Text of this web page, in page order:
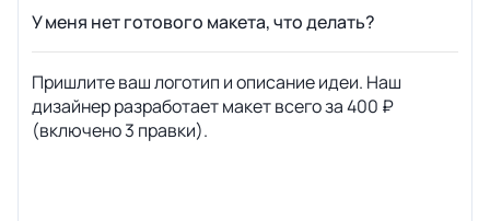
У меня нет готового макета, что делать?
Пришлите ваш логотип и описание идеи. Наш
дизайнер разработает макет всего за 400 ₽
(включено 3 правки).